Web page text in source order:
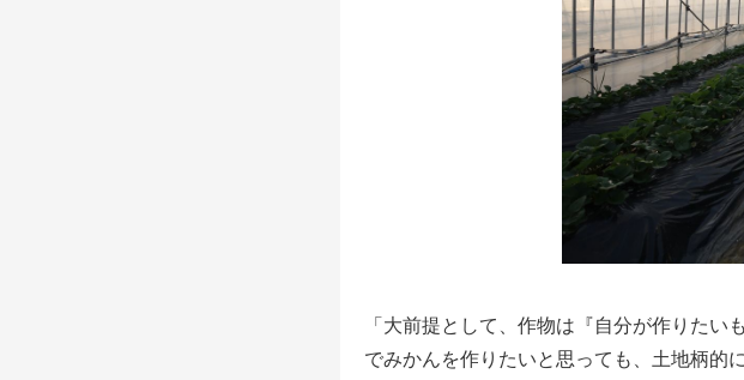
「大前提として、作物は『自分が作りた
でみかんを作りたいと思っても、土地柄的